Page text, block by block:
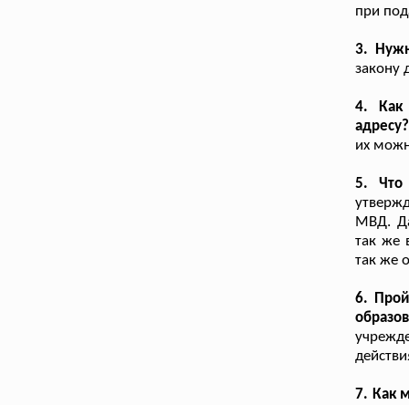
при
3.
закону
4. Как
адресу?
их
5. Что
МВД.
так же
так же
6.
7. Как